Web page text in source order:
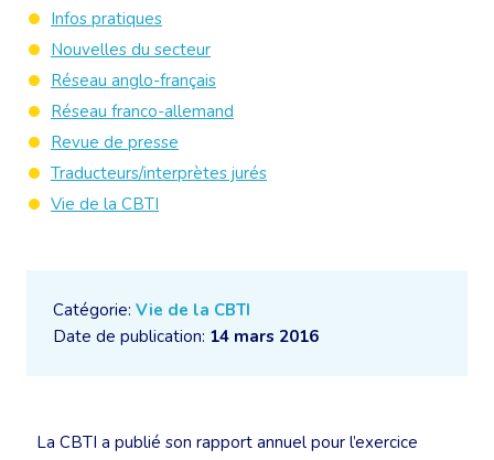
Catégorie: Vie de la CBTI
Date de publication: 14 mars 2016
La CBTI a publié son rapport annuel pour l’exercice
Infos pratiques
Nouvelles du secteur
Réseau anglo-français
Réseau franco-allemand
Revue de presse
Traducteurs/interprètes jurés
Vie de la CBTI